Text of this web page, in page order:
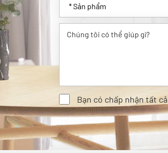
Bạn có chấp nhận tất cả